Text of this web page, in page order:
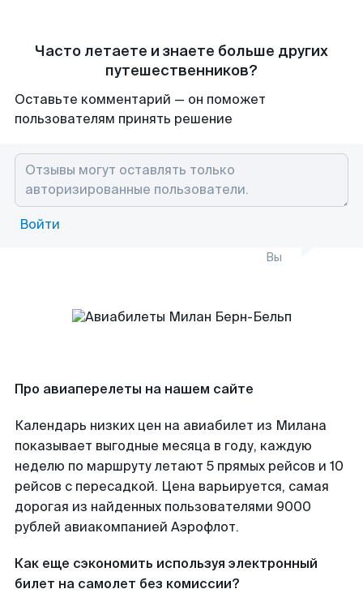
Часто летаете и знаете больше других
путешественников?
Оставьте комментарий — он поможет
пользователям принять решение
Войти
Вы
Про авиаперелеты на нашем сайте
Календарь низких цен на авиабилет из Милана
показывает выгодные месяца в году, каждую
неделю по маршруту летают 5 прямых рейсов и 10
рейсов с пересадкой. Цена варьируется, самая
дорогая из найденных пользователями 9000
рублей авиакомпанией Аэрофлот.
Как еще сэкономить используя электронный
билет на самолет без комиссии?